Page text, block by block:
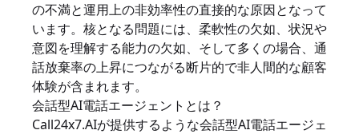
の不満と運用上の非効率性の直接的な原因となって
います。核となる問題には、柔軟性の欠如、状況や
意図を理解する能力の欠如、そして多くの場合、通
話放棄率の上昇につながる断片的で非人間的な顧客
体験が含まれます。
会話型AI電話エージェントとは？
Call24x7.AIが提供するような会話型AI電話エージェ